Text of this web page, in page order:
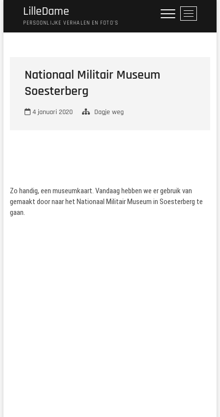
LilleDame
PERSOONLIJKE VERHALEN EN FOTO'S
M
e
n
Nationaal Militair Museum
Soesterberg
4 januari 2020 Dagje weg
Zo handig, een museumkaart. Vandaag hebben we er gebruik van
gemaakt door naar het Nationaal Militair Museum in Soesterberg te
gaan.